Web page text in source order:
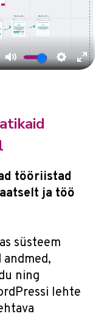
tööriistad
ja töö
süsteem
andmed,
ning
lehte